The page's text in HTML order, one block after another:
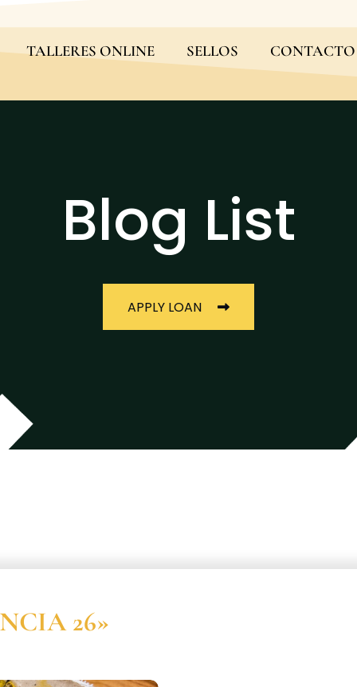
TALLERES ONLINE SELLOS CONTACTO
Blog List
APPLY LOAN
26»